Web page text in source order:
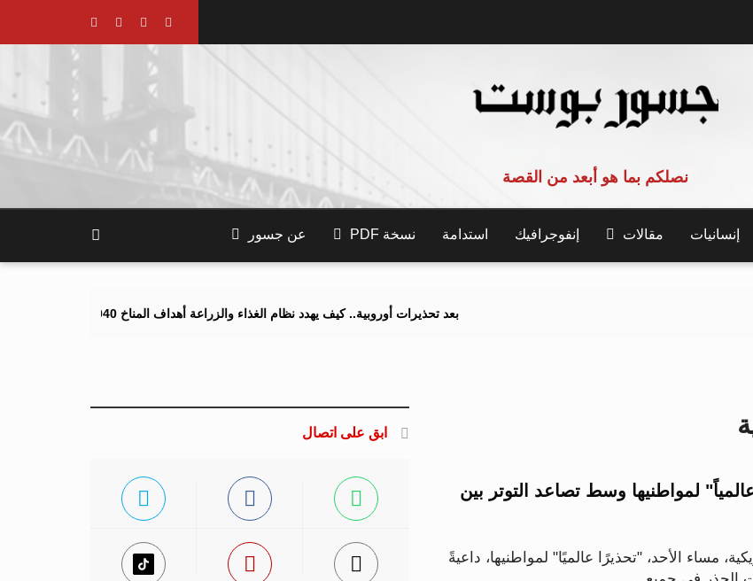
نصلكم بما هو أبعد من القصة
إنسانيات مقالات إنفوجرافيك استدامة نسخة PDF عن جسور
بعد تحذيرات أوروبية.. كيف يهدد نظام الغذاء والزراعة أهداف المناخ 2040 و2050؟
لمواطنيها وسط تصاعد التوتر بين
مساء الأحد، "تحذيرًا عالميًا" لمواطنيها، داعيةً
ابق على اتصال